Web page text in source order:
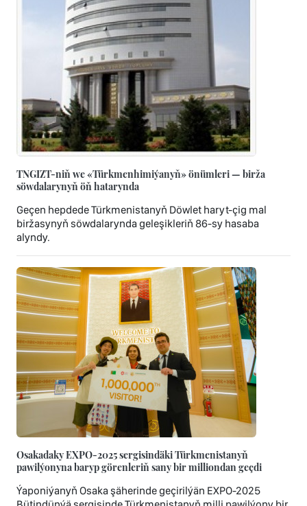
TNGIZT-niň we «Türkmenhimiýanyň» önümleri — birža
söwdalarynyň öň hatarynda
Geçen hepdede Türkmenistanyň Döwlet haryt-çig mal
biržasynyň söwdalarynda geleşikleriň 86-sy hasaba
alyndy.
Osakadaky EXPO-2025 sergisindäki Türkmenistanyň
pawilýonyna baryp görenleriň sany bir milliondan geçdi
Ýaponiýanyň Osaka şäherinde geçirilýän EXPO‑2025